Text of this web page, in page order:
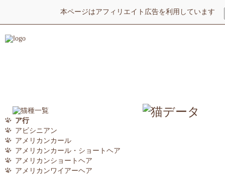
本ページはアフィリエイト広告を利用しています
ア行
アビシニアン
アメリカンカール
アメリカンカール・ショートヘア
アメリカンショートヘア
アメリカンワイアーヘア